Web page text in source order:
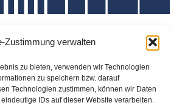
Zustimmung verwalten
zu bieten, verwenden wir Technologien
zu speichern bzw. darauf
Technologien zustimmen, können wir Daten
IDs auf dieser Website verarbeiten.